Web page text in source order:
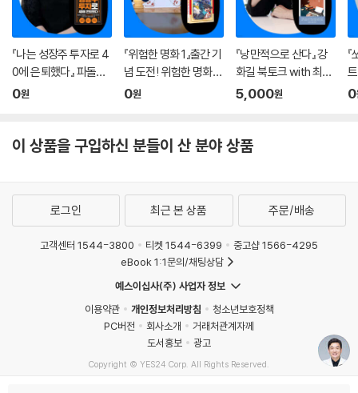
『나는 성장주 투자로 4
0에 은퇴했다』 파돌댁
온라인 북토크
0원
『위험한 명화 1』출간 기
념 도전! 위험한 명화
탐정단 연극
0원
『낭만적으로 산다』 강
화길 북토크 with 최지
은 (사회)
5,000원 0
이 상품을 구입하신 분들이 산 분야 상품
로그인 최근 본 상품 주문/배송
고객센터 1544-3800 티켓 1544-6399
중고샵 1566-4295
eBook 1:1문의/채팅상담
예스이십사(주) 사업자 정보
이용약관
개인정보처리방침
청소년보호정책
PC버전
회사소개
거래처관계자께
도서홍보
광고
Copyright © YES24 Corp. All Rights Reserved.